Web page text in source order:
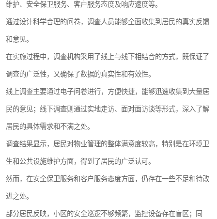
维护、安全保卫服务、客户服务态度及响应速度等。
通过设计科学合理的问卷，调查人员能够全面收集到居民的真实反馈
和意见。
在实施过程中，调查机构采用了线上与线下相结合的方式，既保证了
调查的广泛性，又确保了数据的真实性和有效性。
线上调查主要通过电子问卷进行，方便快捷，能够迅速收集到大量居
民的意见；线下调查则通过实地走访、面对面访谈等形式，深入了解
居民的具体需求和不满之处。
调查结果显示，居民对物业管理的整体满意度较高，特别是在环境卫
生和公共设施维护方面，得到了居民的广泛认可。
然而，在安全保卫服务和客户服务态度方面，仍存在一些不足和待改
进之处。
部分居民反映，小区的安全巡逻不够频繁，监控设备存在盲区；同